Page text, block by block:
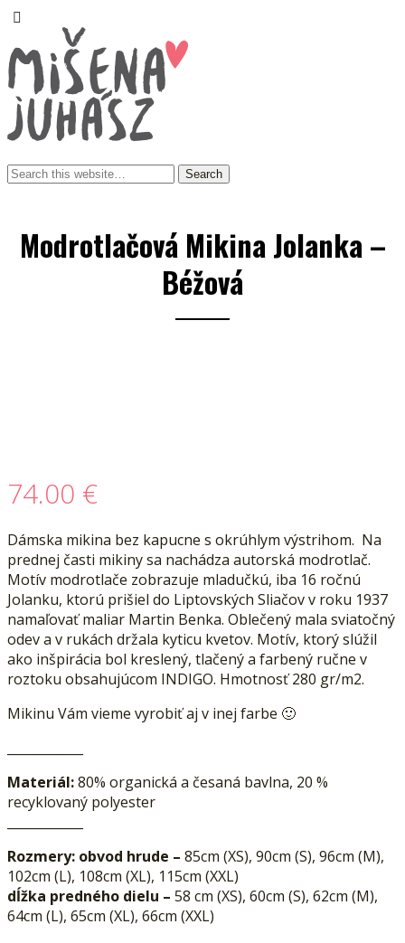
Modrotlačová Mikina Jolanka –
Béžová
74.00 €
Dámska mikina bez kapucne s okrúhlym výstrihom. Na
prednej časti mikiny sa nachádza autorská modrotlač.
Motív modrotlače zobrazuje mladučkú, iba 16 ročnú
Jolanku, ktorú prišiel do Liptovských Sliačov v roku 1937
namaľovať maliar Martin Benka. Oblečený mala sviatočný
odev a v rukách držala kyticu kvetov. Motív, ktorý slúžil
ako inšpirácia bol kreslený, tlačený a farbený ručne v
roztoku obsahujúcom INDIGO. Hmotnosť 280 gr/m2.
Mikinu Vám vieme vyrobiť aj v inej farbe 🙂
Materiál:80% organická a česaná bavlna, 20 %
recyklovaný polyester
Rozmery: obvod hrude – 85cm (XS), 90cm (S), 96cm (M),
102cm (L), 108cm (XL), 115cm (XXL)
dĺžka predného dielu – 58 cm (XS), 60cm (S), 62cm (M),
64cm (L), 65cm (XL), 66cm (XXL)